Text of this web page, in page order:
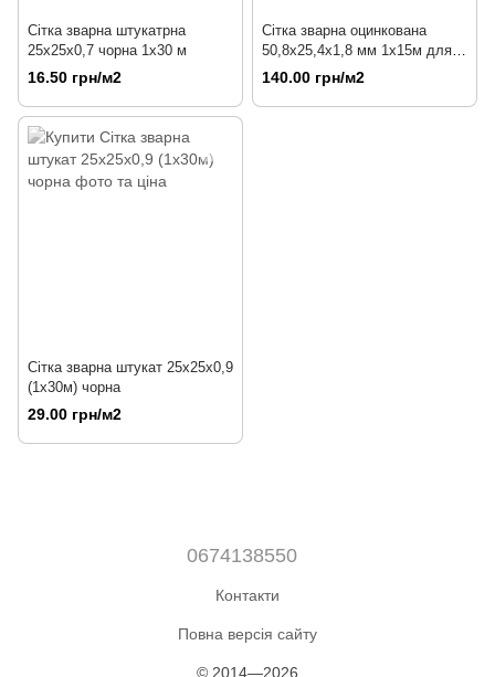
Сітка зварна штукатрна
25х25х0,7 чорна 1х30 м
16.50 грн/м2
Сітка зварна оцинкована
50,8х25,4х1,8 мм 1х15м для
кліток
140.00 грн/м2
Сітка зварна штукат 25х25х0,9
(1х30м) чорна
29.00 грн/м2
0674138550
Контакти
Повна версія сайту
© 2014—2026